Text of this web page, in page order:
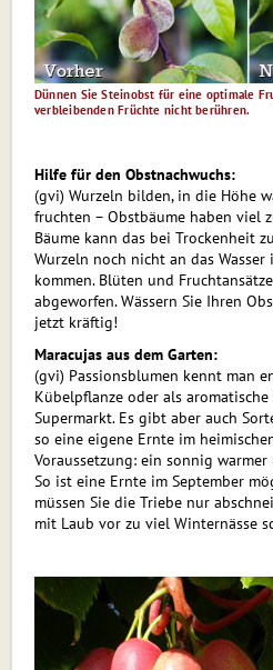
Dünnen Sie Steinobst für eine optimale
verbleibenden Früchte nicht berühren.
Hilfe für den Obstnachwuchs:
(gvi) Wurzeln bilden, in die Höhe
fruchten – Obstbäume haben viel
Bäume kann das bei Trockenheit
Wurzeln noch nicht an das
kommen. Blüten und
abgeworfen. Wässern Sie Ihren
jetzt kräftig!
Maracujas aus dem Garten:
(gvi) Passionsblumen kennt man
Kübelpflanze oder als aromatische
Supermarkt. Es gibt aber auch
so eine eigene Ernte im
Voraussetzung: ein sonnig
So ist eine Ernte im September
müssen Sie die Triebe nur
mit Laub vor zu viel Winternässe